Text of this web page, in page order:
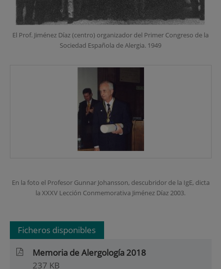
El Prof. Jiménez Díaz (centro) organizador del Primer Congreso de la
Sociedad Española de Alergia. 1949
En la foto el Profesor Gunnar Johansson, descubridor de la IgE, dicta
la XXXV Lección Conmemorativa Jiménez Díaz 2003.
Ficheros disponibles
Memoria de Alergología 2018
237 KB